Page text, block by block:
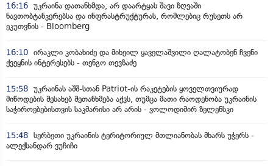
16:16 უკრაინა დათანხმდა, არ დაარტყას შავი ზღვაში
ნავთობტანკერებსა და ინფრასტრუქტურას, რომლებიც რუსეთს არ
ეკუთვნის - Bloomberg
16:10 ირაკლი კობახიძე და მიხეილ ყაველაშვილი ღალატობენ ჩვენი
ქვეყნის ინტერესებს - თენგო თევზაძე
15:58 უკრაინას აშშ-სთან Patriot-ის რაკეტების ყოველთვიურად
მიწოდების შესახებ შეთანხმება აქვს, თუმცა მათი რაოდენობა უკრაინის
საჭიროებებისთვის საკმარისი არ არის - ვოლოდიმირ ზელენსკი
15:48 სერბეთი უკრაინის ტერიტორიულ მთლიანობას მხარს უჭერს -
ალექსანდარ ვუჩიჩი